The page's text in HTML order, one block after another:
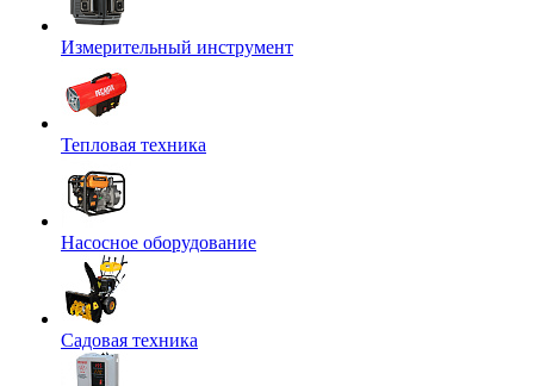
Измерительный инструмент
Тепловая техника
Насосное оборудование
Садовая техника